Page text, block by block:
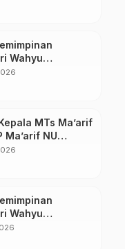
Wahyu
Pimpin MTs
MTs Ma’arif
Ma’arif NU
Lima
Wahyu
Pimpin MTs